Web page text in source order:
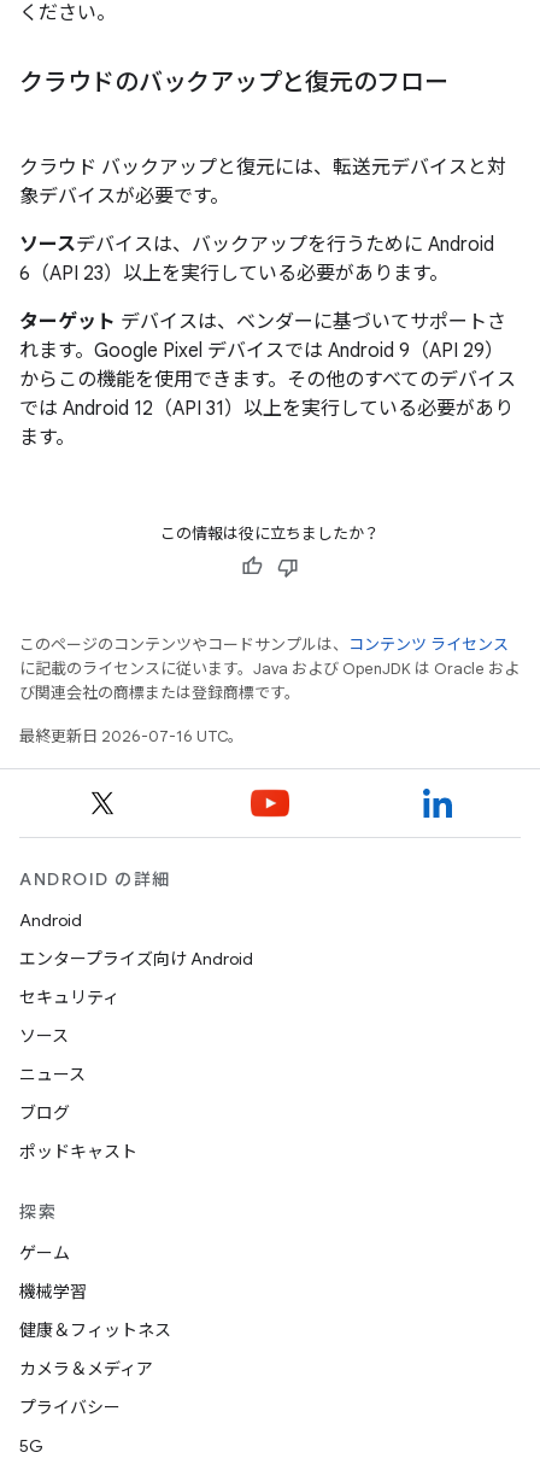
ください。
クラウドのバックアップと復元のフロー
クラウド バックアップと復元には、転送元デバイスと対
象デバイスが必要です。
ソースデバイスは、バックアップを行うために Android
6（API 23）以上を実行している必要があります。
ターゲット デバイスは、ベンダーに基づいてサポートさ
れます。Google Pixel デバイスでは Android 9（API 29）
からこの機能を使用できます。その他のすべてのデバイス
では Android 12（API 31）以上を実行している必要があり
ます。
この情報は役に立ちましたか？
このページのコンテンツやコードサンプルは、
コンテンツ ライセンス
に記載のライセンスに従います。Java および OpenJDK は Oracle およ
び関連会社の商標または登録商標です。
最終更新日 2026-07-16 UTC。
ANDROID の詳細
Android
エンタープライズ向け Android
セキュリティ
ソース
ニュース
ブログ
ポッドキャスト
探索
ゲーム
機械学習
健康＆フィットネス
カメラ＆メディア
プライバシー
5G